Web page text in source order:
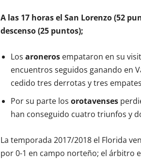
A las 17 horas el San Lorenzo (52
descenso (25 puntos);
Los aroneros empataron en su
encuentros seguidos ganando en
cedido tres derrotas y tres
Por su parte los orotavenses
han conseguido cuatro triunfos y
La temporada 2017/2018 el Florida
por 0-1 en campo norteño; el árbitro